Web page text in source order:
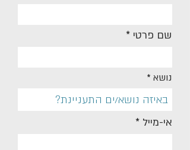
שם פרטי
נושא
אי-מייל